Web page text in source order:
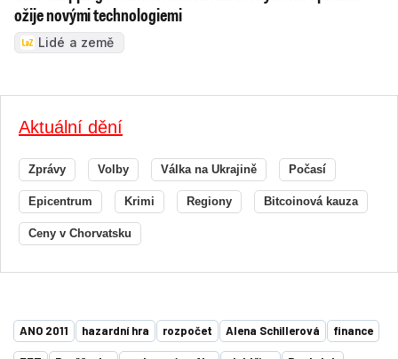
ožije novými technologiemi
Lidé a země
Aktuální dění
Zprávy Volby Válka na Ukrajině Počasí
Epicentrum Krimi Regiony Bitcoinová kauza
Ceny v Chorvatsku
ANO 2011 hazardní hra rozpočet Alena Schillerová finance